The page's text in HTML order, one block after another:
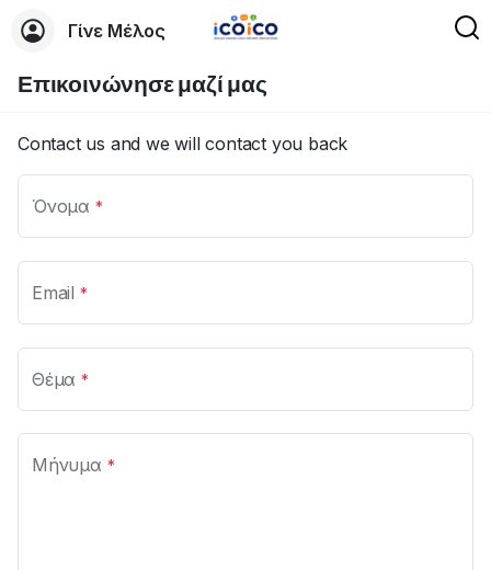
Γίνε Μέλος
Επικοινώνησε μαζί μας
Contact us and we will contact you back
Όνομα *
Email *
Θέμα *
Μήνυμα *